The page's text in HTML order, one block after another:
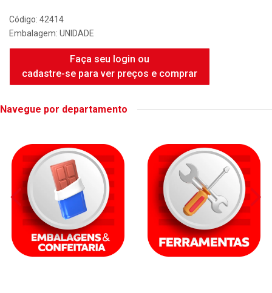
FAME DUCHA INTENSE WHITE
6500W
Embalagem: UNIDADE
Faça seu login ou
cadastre-se para ver preços e comprar
Navegue por departamento